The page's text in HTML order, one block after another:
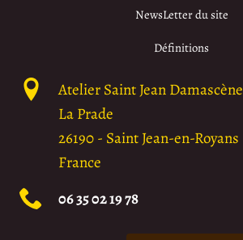
NewsLetter du site
Définitions
Atelier Saint Jean Damascène
La Prade
26190- Saint Jean-en-Royans
France
06 35 02 19 78